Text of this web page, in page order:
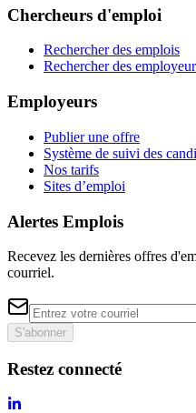
Chercheurs d'emploi
Rechercher des emplois
Rechercher des
Employeurs
Publier une offre
Système de suivi des
Nos tarifs
Sites d’emploi
Alertes Emplois
Recevez les dernières offres
courriel.
S'abonner
Restez connecté